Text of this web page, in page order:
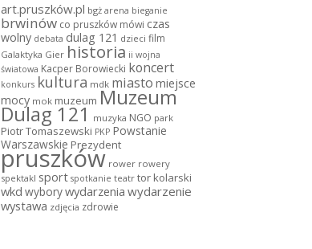
art.pruszków.pl bgż arena bieganie
brwinów co pruszków mówi czas
wolny debata dulag 121 dzieci film
Galaktyka Gier historia ii wojna
światowa Kacper Borowiecki koncert
konkurs kultura mdk miasto miejsce
mocy mok muzeum Muzeum
Dulag 121 muzyka NGO park
Piotr Tomaszewski PKP Powstanie
Warszawskie Prezydent
pruszków rower rowery
spektakl sport spotkanie teatr tor kolarski
wkd wyborywydarzenia wydarzenie
wystawa zdjęcia zdrowie